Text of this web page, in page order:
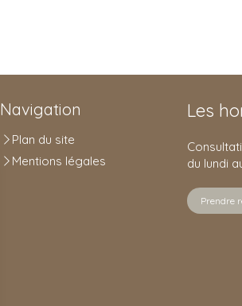
Navigation
Plan du site
Mentions légales
Les
du lundi
Prendre